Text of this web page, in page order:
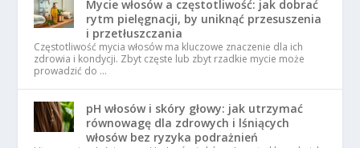
Mycie włosów a częstotliwość: jak dobrać
rytm pielęgnacji, by uniknąć przesuszenia
i przetłuszczania
Częstotliwość mycia włosów ma kluczowe znaczenie dla ich
zdrowia i kondycji. Zbyt częste lub zbyt rzadkie mycie może
prowadzić do …
pH włosów i skóry głowy: jak utrzymać
równowagę dla zdrowych i lśniących
włosów bez ryzyka podrażnień